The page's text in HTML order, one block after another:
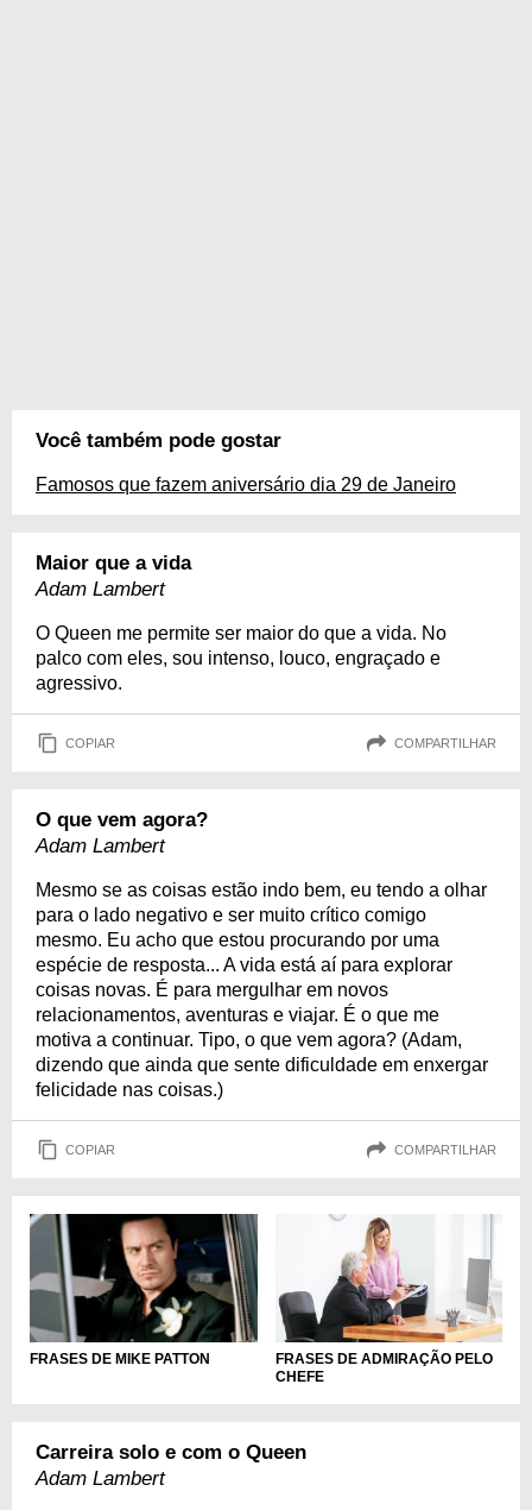
Você também pode gostar
Famosos que fazem aniversário dia 29 de Janeiro
Maior que a vida
Adam Lambert
O Queen me permite ser maior do que a vida. No
palco com eles, sou intenso, louco, engraçado e
agressivo.
COPIAR COMPARTILHAR
O que vem agora?
Adam Lambert
Mesmo se as coisas estão indo bem, eu tendo a olhar
para o lado negativo e ser muito crítico comigo
mesmo. Eu acho que estou procurando por uma
espécie de resposta... A vida está aí para explorar
coisas novas. É para mergulhar em novos
relacionamentos, aventuras e viajar. É o que me
motiva a continuar. Tipo, o que vem agora? (Adam,
dizendo que ainda que sente dificuldade em enxergar
felicidade nas coisas.)
COPIAR COMPARTILHAR
FRASES DE MIKE PATTON
FRASES DE ADMIRAÇÃO PELO
CHEFE
Carreira solo e com o Queen
Adam Lambert